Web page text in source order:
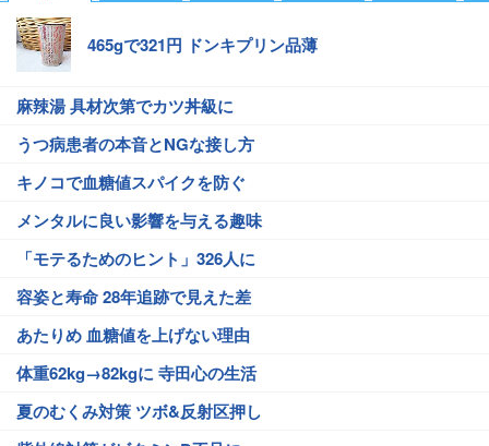
465gで321円 ドンキプリン品薄
麻辣湯 具材次第でカツ丼級に
うつ病患者の本音とNGな接し方
キノコで血糖値スパイクを防ぐ
メンタルに良い影響を与える趣味
「モテるためのヒント」326人に
容姿と寿命 28年追跡で見えた差
あたりめ 血糖値を上げない理由
体重62kg→82kgに 寺田心の生活
夏のむくみ対策 ツボ&反射区押し